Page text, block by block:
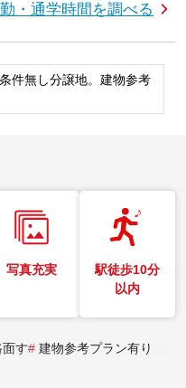
・通学時間を調べる
件無し分譲地。建物参考
写真充実
駅徒歩10分
以内
面す# 建物参考プラン有り